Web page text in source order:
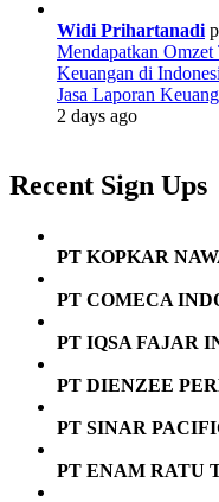
Widi Prihartanadi
Mendapatkan Omzet
Keuangan di
Jasa Laporan
2 days ago
Recent Sign Ups
PT KOPKAR
PT COMECA
PT IQSA FAJAR
PT DIENZEE
PT SINAR
PT ENAM RATU